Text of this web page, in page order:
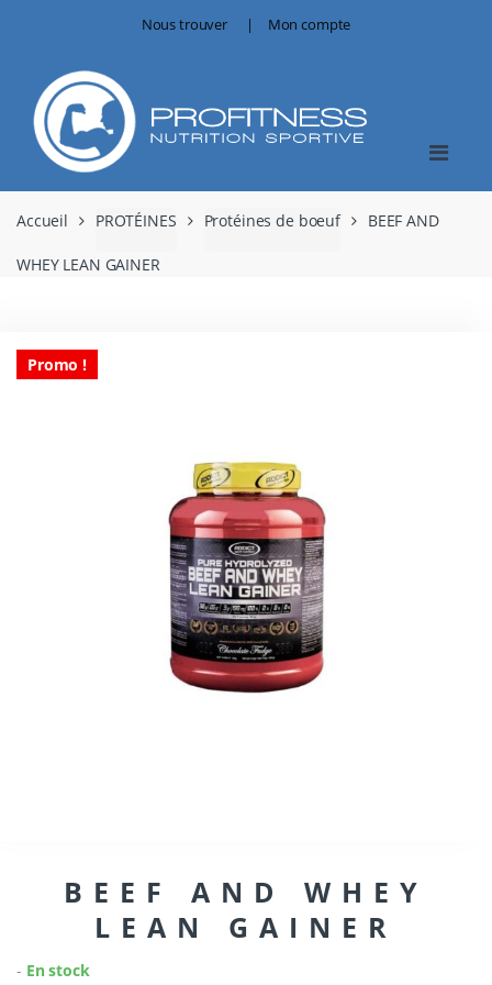
Nous trouver Mon compte
Accueil PROTÉINES Protéines de boeuf BEEF AND
WHEY LEAN GAINER
Promo !
BEEF AND WHEY
LEAN GAINER
- En stock